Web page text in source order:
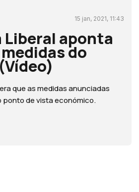
15 jan, 2021, 11:43
aponta
do
que as medidas anunciadas
ponto de vista económico.